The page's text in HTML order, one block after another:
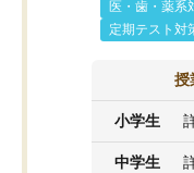
医・歯・薬系
定期テスト対
授
小学生
中学生